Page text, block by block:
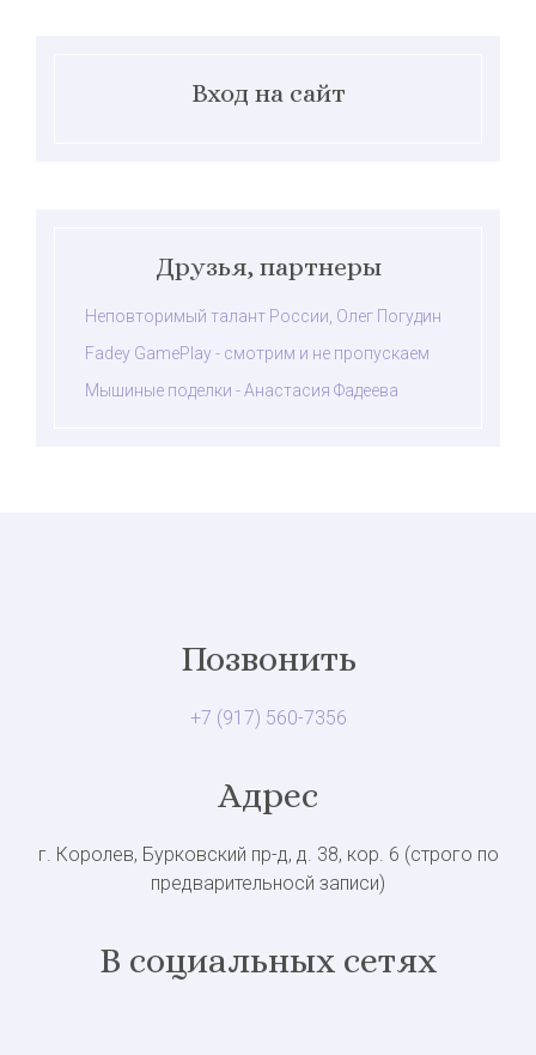
Вход на сайт
Друзья, партнеры
Неповторимый талант России, Олег Погудин
Fadey GamePlay - смотрим и не пропускаем
Мышиные поделки - Анастасия Фадеева
Позвонить
+7 (917) 560-7356
Адрес
г. Королев, Бурковский пр-д, д. 38, кор. 6 (строго по
предварительносй записи)
В социальных сетях